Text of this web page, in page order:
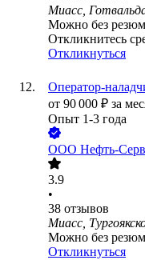
Миасс,
Можно без
Откликнитесь
Откликнуться
Оператор-
от 90 000 ₽ за
Опыт 1-3 года
ООО Нефть-
3.9
•
38 отзывов
Миасс,
Можно без
Откликнуться